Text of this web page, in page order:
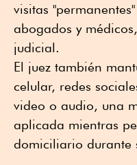
visitas
abogados y
judicial.
El juez también
celular, redes
video o audio, una
aplicada mientras
domiciliario durante